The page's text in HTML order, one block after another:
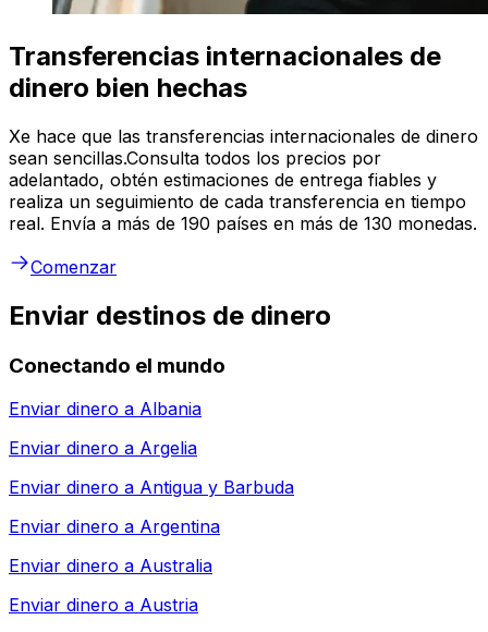
Transferencias internacionales de
dinero bien hechas
Xe hace que las transferencias internacionales de dinero
sean sencillas.Consulta todos los precios por
adelantado, obtén estimaciones de entrega fiables y
realiza un seguimiento de cada transferencia en tiempo
real. Envía a más de 190 países en más de 130 monedas.
Comenzar
Enviar destinos de dinero
Conectando el mundo
Enviar dinero a Albania
Enviar dinero a Argelia
Enviar dinero a Antigua y Barbuda
Enviar dinero a Argentina
Enviar dinero a Australia
Enviar dinero a Austria